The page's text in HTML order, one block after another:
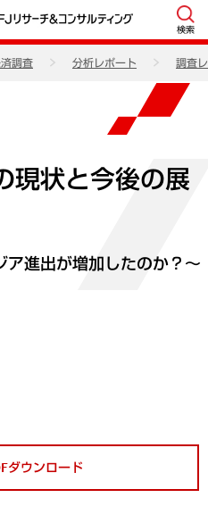
検索
調査 分析レポート 調査
現状と今後の展
ア進出が増加したのか？～
ダウンロード